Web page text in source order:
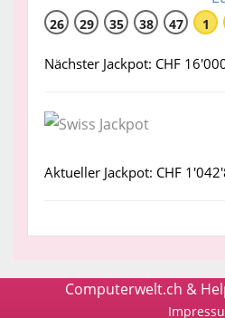
26 29 35 38 47 1
Nächster Jackpot: CHF
Aktueller Jackpot: CHF
Computerwelt.ch &